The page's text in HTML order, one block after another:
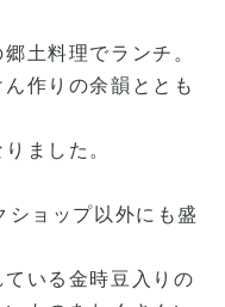
土料理でランチ。
作りの余韻ととも
ました。
ョップ以外にも盛
いる金時豆入りの